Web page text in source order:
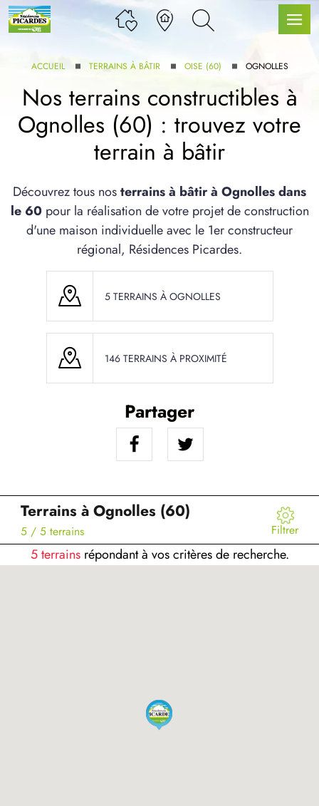
GAMME
SERVICE BDL EXTENSION
ACCUEIL TERRAINS À BÂTIR OISE (60) OGNOLLES
Nos terrains constructibles à
Ognolles (60) : trouvez votre
terrain à bâtir
Découvrez tous nosterrains à bâtir à Ognolles dans
le 60pour la réalisation de votre projet de construction
d'une maison individuelle avec le 1er constructeur
régional, Résidences Picardes.
5 TERRAINS À OGNOLLES
146 TERRAINS À PROXIMITÉ
Partager
Terrains à Ognolles (60)
5 / 5 terrains Filtrer
5 terrains répondant à vos critères de recherche.